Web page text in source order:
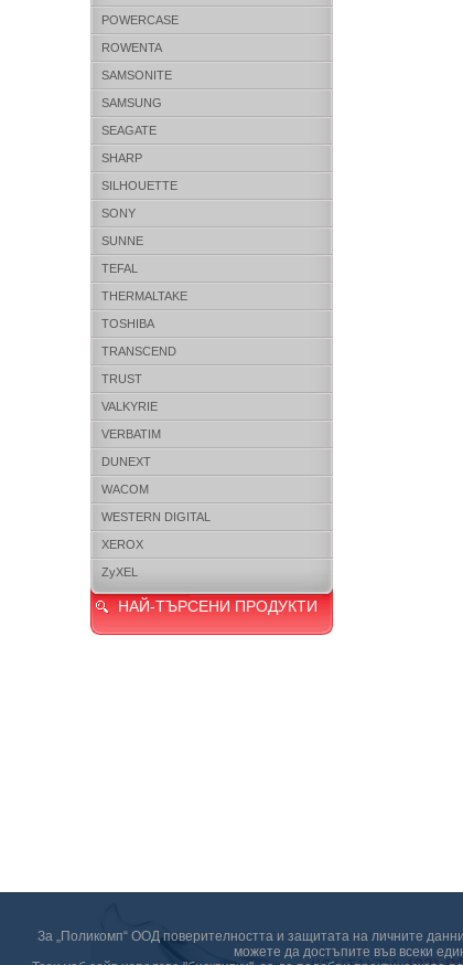
За „Поликомп“ ООД поверителността и защитата на личните
можете да достъпите във всеки
POWERCASE
ROWENTA
SAMSONITE
SAMSUNG
SEAGATE
SHARP
SILHOUETTE
SONY
SUNNE
TEFAL
THERMALTAKE
TOSHIBA
TRANSCEND
TRUST
VALKYRIE
VERBATIM
DUNEXT
WACOM
WESTERN DIGITAL
XEROX
ZyXEL
НАЙ-ТЪРСЕНИ ПРОДУКТИ